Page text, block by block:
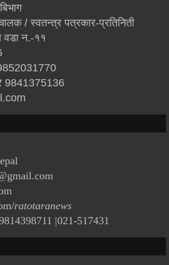
/ स्वतन्त्र पत्रकार-प्रतिनिती
वडा न.-११
9841375136
ratotaranews
|021-517431